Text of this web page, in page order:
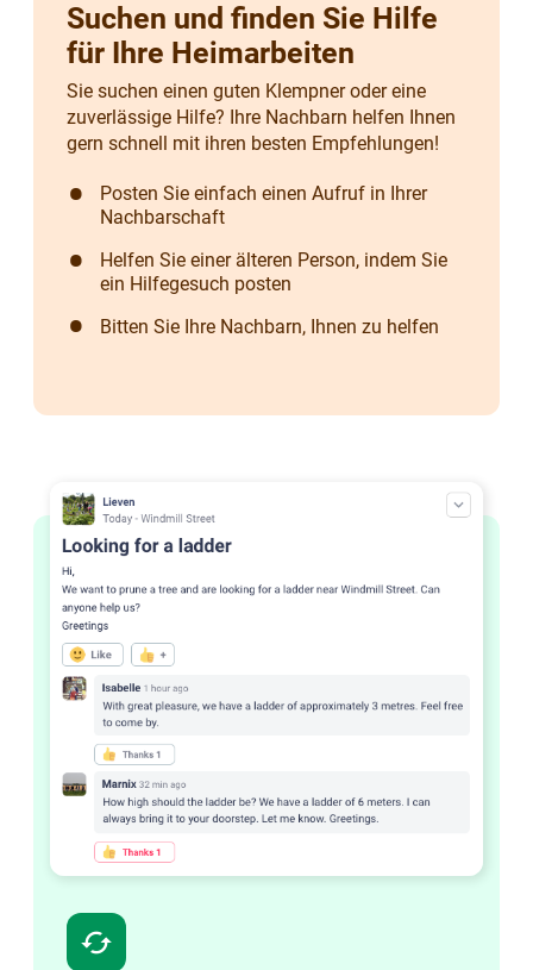
Suchen und finden Sie Hilfe
für Ihre Heimarbeiten
Sie suchen einen guten Klempner oder eine
zuverlässige Hilfe? Ihre Nachbarn helfen Ihnen
gern schnell mit ihren besten Empfehlungen!
Posten Sie einfach einen Aufruf in Ihrer
Nachbarschaft
Helfen Sie einer älteren Person, indem Sie
ein Hilfegesuch posten
Bitten Sie Ihre Nachbarn, Ihnen zu helfen
cached